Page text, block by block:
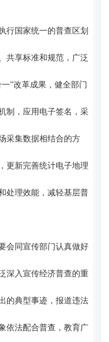
行国家统一的普查区划
共享标准和规范，广泛
”改革成果，健全部门
制，应用电子签名，采
采集数据相结合的方
更新完善统计电子地理
处理效能，减轻基层普
会同宣传部门认真做好
深入宣传经济普查的重
的典型事迹，报道违法
依法配合普查，教育广